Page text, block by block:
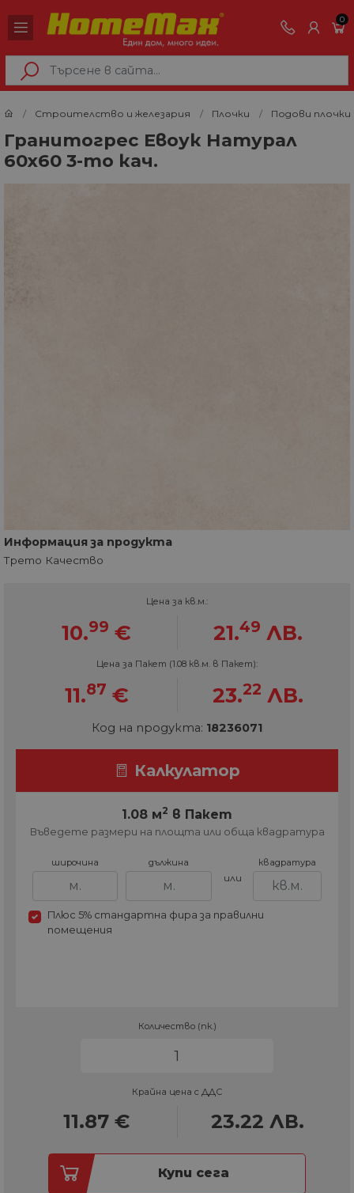
0
Строителство и железария Плочки Подови плочки
Гранитогрес Евоук Натурал
60х60 3-то кач.
Информация за продукта
Трето Качество
Цена за кв.м.:
10.99 € 21.49 ЛВ.
Цена за Пакет (1.08 кв.м. в Пакет):
11.87 € 23.22 ЛВ.
Код на продукта: 18236071
Калкулатор
1.08 м2 в Пакет
Въведете размери на площта или обща квадратура
широчина дължина
или
квадратура
Плюс 5% стандартна фира за правилни
помещения
Количество (пк.)
Крайна цена с ДДС
11.87 € 23.22 ЛВ.
Купи сега